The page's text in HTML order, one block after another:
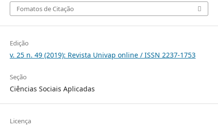
Fomatos de Citação
Edição
v. 25 n. 49 (2019): Revista Univap online / ISSN 2237-1753
Seção
Ciências Sociais Aplicadas
Licença